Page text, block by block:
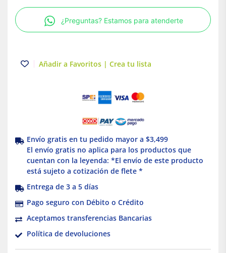
2P+T
Blanco
Marisio
¿Preguntas? Estamos para atenderte
Añadir a Favoritos | Crea tu lista
Envío gratis en tu pedido mayor a $3,499
El envío gratis no aplica para los productos que
cuentan con la leyenda: *El envío de este producto
está sujeto a cotización de flete *
Entrega de 3 a 5 días
Pago seguro con Débito o Crédito
Aceptamos transferencias Bancarias
Política de devoluciones